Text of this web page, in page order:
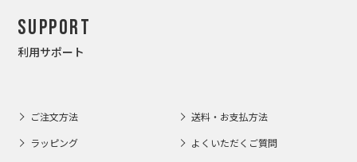
Support
利用サポート
ご注文方法 送料・お支払方法
ラッピング よくいただくご質問